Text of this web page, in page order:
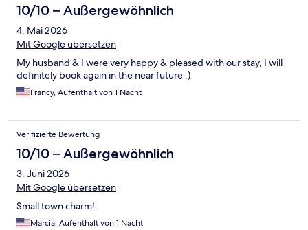
10/10 – Außergewöhnlich
4. Mai 2026
Mit Google übersetzen
My husband & I were very happy & pleased with our stay, I will
definitely book again in the near future :)
Francy, Aufenthalt von 1 Nacht
Verifizierte Bewertung
10/10 – Außergewöhnlich
3. Juni 2026
Mit Google übersetzen
Small town charm!
Marcia, Aufenthalt von 1 Nacht